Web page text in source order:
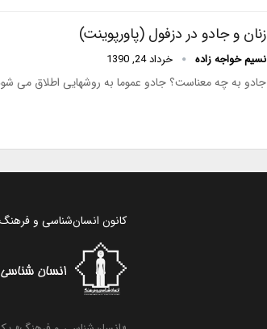
زنان و جادو در دزفول (پاورپوینت)
نسیم خواجه زاده خرداد 24, 1390
جادو به چه معناست؟ جادو عموما به روشهایی اطلاق می
کانون انسان‌شناسی و فرهنگ